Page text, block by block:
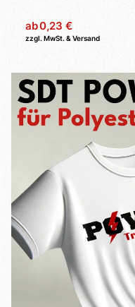
ab0,23 €
zzgl. MwSt. & Versand